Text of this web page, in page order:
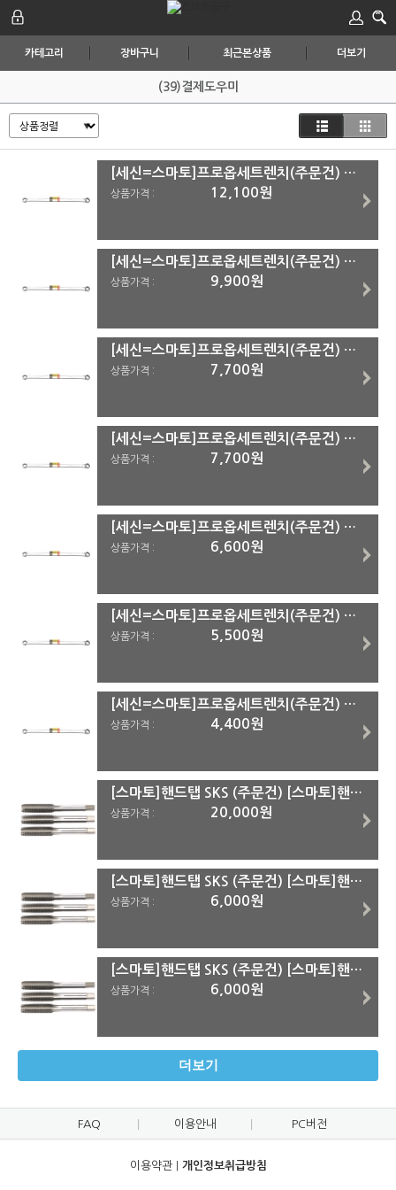
카테고리 장바구니 최근본상품 더보기
(39)결제도우미
[세신=스마토]프로옵세트렌치(주문건) 22x24
상품가격 : 12,100원
[세신=스마토]프로옵세트렌치(주문건) 19x21
상품가격 : 9,900원
[세신=스마토]프로옵세트렌치(주문건) 17x19
상품가격 : 7,700원
[세신=스마토]프로옵세트렌치(주문건) 14x17
상품가격 : 7,700원
[세신=스마토]프로옵세트렌치(주문건) 12x14
상품가격 : 6,600원
[세신=스마토]프로옵세트렌치(주문건) 11x13
상품가격 : 5,500원
[세신=스마토]프로옵세트렌치(주문건) 10x12
상품가격 : 4,400원
[스마토]핸드탭 SKS (주문건) [스마토]핸드탭 SKS M24*2.0
상품가격 : 20,000원
[스마토]핸드탭 SKS (주문건) [스마토]핸드탭 SKS M10*1.25
상품가격 : 6,000원
[스마토]핸드탭 SKS (주문건) [스마토]핸드탭 SKS 1/2*12
상품가격 : 6,000원
더보기
FAQ 이용안내 PC버전
이용약관| 개인정보취급방침